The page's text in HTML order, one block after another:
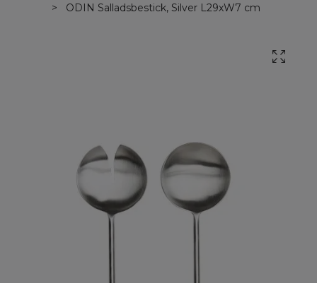
ODIN Salladsbestick, Silver L29xW7 cm